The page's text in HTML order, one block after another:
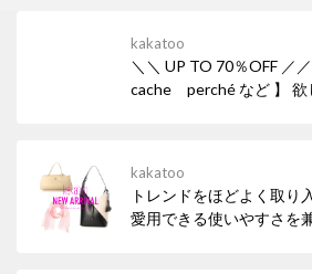
kakatoo
＼＼ UP TO 70％OFF ／
cache perché など 】 欲
kakatoo
トレンドをほどよく取り
愛用できる使いやすさを